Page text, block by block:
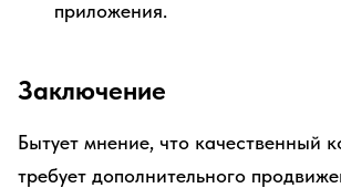
приложения.
Заключение
Бытует мнение, что качественный
требует дополнительного